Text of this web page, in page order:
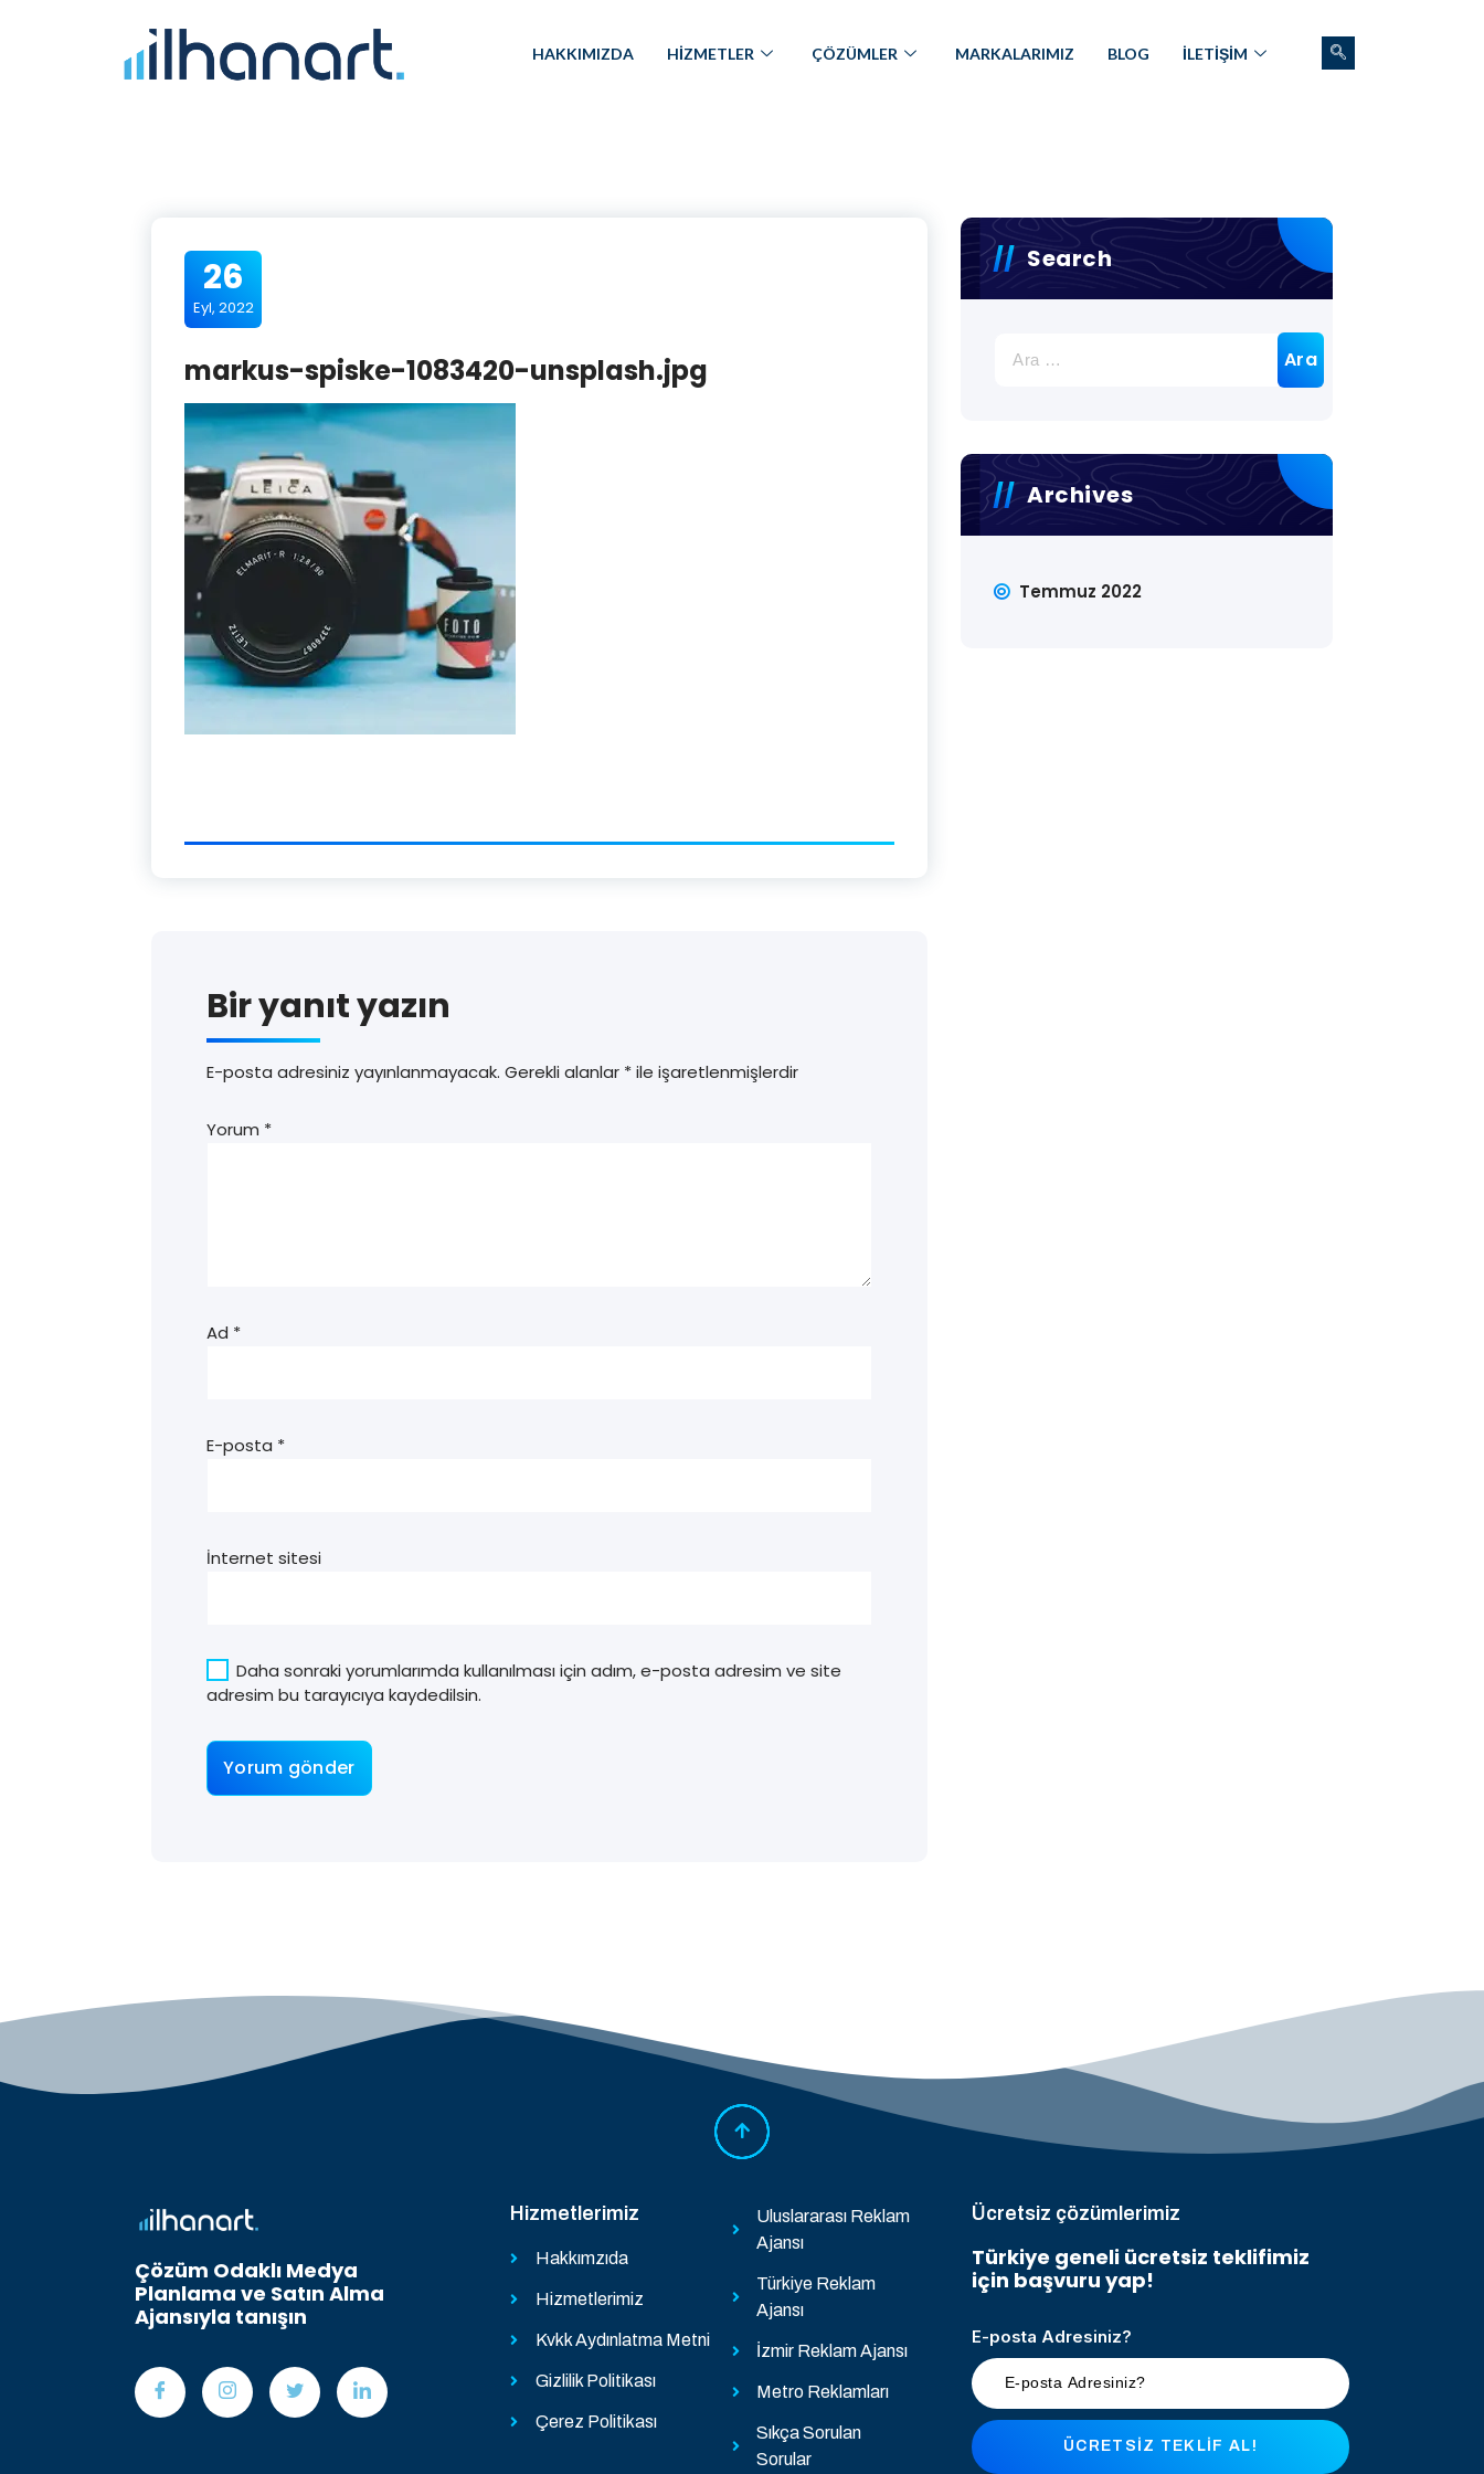
HAKKIMIZDA HİZMETLER ÇÖZÜMLER MARKALARIMIZ BLOG İLETİŞİM
26
Eyl, 2022
markus-spiske-1083420-unsplash.jpg
Bir yanıt yazın
E-posta adresiniz yayınlanmayacak. Gerekli alanlar *ile işaretlenmişlerdir
Yorum *
Ad *
E-posta *
İnternet sitesi
Daha sonraki yorumlarımda kullanılması için adım, e-posta adresim ve site
adresim bu tarayıcıya kaydedilsin.
Search
Archives
Temmuz 2022
Çözüm Odaklı Medya
Planlama ve Satın Alma
Ajansıyla tanışın
Hizmetlerimiz
Hakkımzıda
Hizmetlerimiz
Kvkk Aydınlatma Metni
Gizlilik Politikası
Çerez Politikası
Uluslararası Reklam
Ajansı
Türkiye Reklam
Ajansı
İzmir Reklam Ajansı
Metro Reklamları
Sıkça Sorulan
Sorular
Ücretsiz çözümlerimiz
Türkiye geneli ücretsiz teklifimiz
için başvuru yap!
E-posta Adresiniz?
ÜCRETSIZ TEKLIF AL!